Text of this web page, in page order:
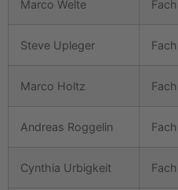
Marco Welte
Steve Upleger
Marco Holtz
Andreas Roggelin
Cynthia Urbigkeit